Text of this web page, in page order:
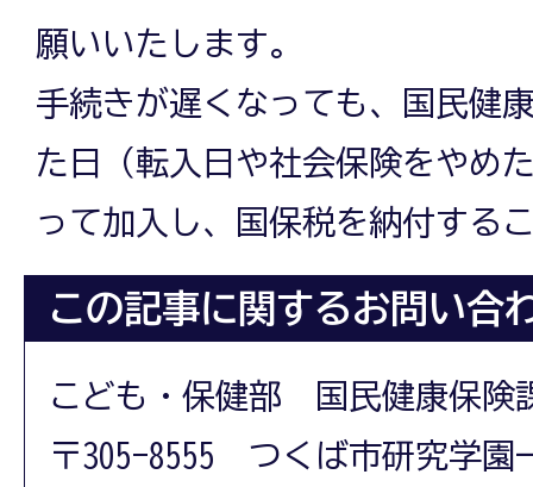
願いいたします。
手続きが遅くなっても、国民健
た日（転入日や社会保険をやめ
って加入し、国保税を納付する
この記事に関するお問い合
こども・保健部 国民健康保険
〒305-8555 つくば市研究学園